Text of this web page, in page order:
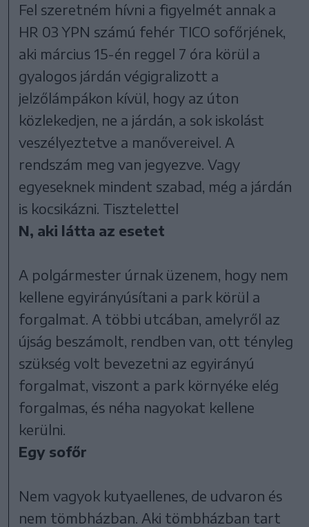
Fel szeretném hívni a figyelmét annak a
HR 03 YPN számú fehér TICO sofőrjének,
aki március 15-én reggel 7 óra körül a
gyalogos járdán végigralizott a
jelzőlámpákon kívül, hogy az úton
közlekedjen, ne a járdán, a sok iskolást
veszélyeztetve a manővereivel. A
rendszám meg van jegyezve. Vagy
egyeseknek mindent szabad, még a járdán
is kocsikázni. Tisztelettel
N, aki látta az esetet
A polgármester úrnak üzenem, hogy nem
kellene egyirányúsítani a park körül a
forgalmat. A többi utcában, amelyről az
újság beszámolt, rendben van, ott tényleg
szükség volt bevezetni az egyirányú
forgalmat, viszont a park környéke elég
forgalmas, és néha nagyokat kellene
kerülni.
Egy sofőr
Nem vagyok kutyaellenes, de udvaron és
nem tömbházban. Aki tömbházban tart